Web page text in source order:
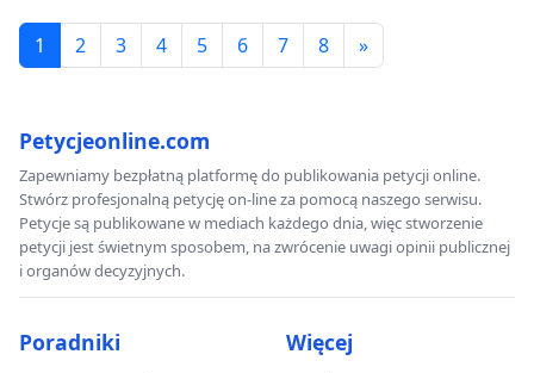
1 2 3 4 5 6 7 8 »
Petycjeonline.com
Zapewniamy bezpłatną platformę do publikowania petycji online.
Stwórz profesjonalną petycję on-line za pomocą naszego serwisu.
Petycje są publikowane w mediach każdego dnia, więc stworzenie
petycji jest świetnym sposobem, na zwrócenie uwagi opinii publicznej
i organów decyzyjnych.
Poradniki Więcej